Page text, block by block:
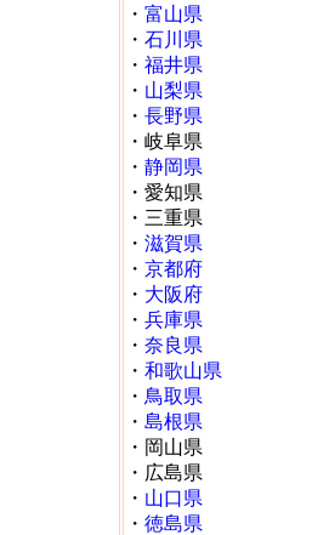
・ 富山県
・ 石川県
・ 福井県
・ 山梨県
・ 長野県
・岐阜県
・ 静岡県
・愛知県
・三重県
・ 滋賀県
・ 京都府
・ 大阪府
・ 兵庫県
・ 奈良県
・ 和歌山県
・ 鳥取県
・ 島根県
・岡山県
・広島県
・ 山口県
・ 徳島県